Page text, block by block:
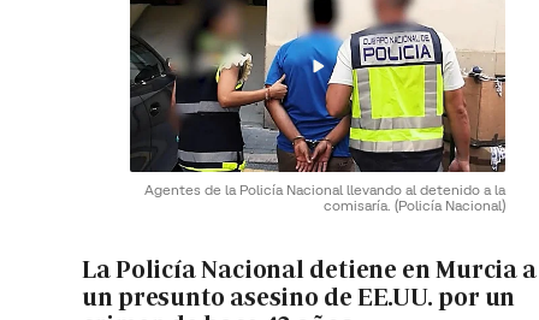
Agentes de la Policía Nacional llevando al detenido a la
comisaría. (Policía Nacional)
La Policía Nacional detiene en Murcia a
un presunto asesino de EE.UU. por un